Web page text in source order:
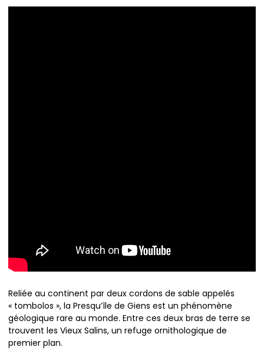
Reliée au continent par deux cordons de sable appelés
« tombolos », la Presqu’île de Giens est un phénomène
géologique rare au monde. Entre ces deux bras de terre se
trouvent les Vieux Salins, un refuge ornithologique de
premier plan.